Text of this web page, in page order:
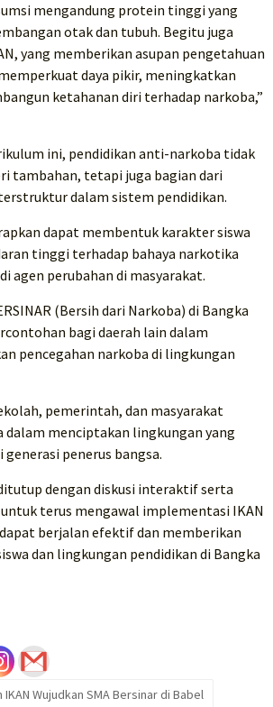
mengandung protein tinggi yang
otak dan tubuh. Begitu juga
yang memberikan asupan pengetahuan
daya pikir, meningkatkan
ketahanan diri terhadap narkoba,”
ini, pendidikan anti-narkoba tidak
tambahan, tetapi juga bagian dari
dalam sistem pendidikan.
dapat membentuk karakter siswa
tinggi terhadap bahaya narkotika
agen perubahan di masyarakat.
(Bersih dari Narkoba) di Bangka
bagi daerah lain dalam
pencegahan narkoba di lingkungan
pemerintah, dan masyarakat
dalam menciptakan lingkungan yang
penerus bangsa.
dengan diskusi interaktif serta
terus mengawal implementasi IKAN
dapat berjalan efektif dan memberikan
dan lingkungan pendidikan di Bangka
IKAN Wujudkan SMA Bersinar di Babel